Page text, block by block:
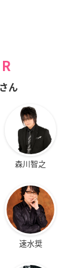
ん
森川智之
速水奨